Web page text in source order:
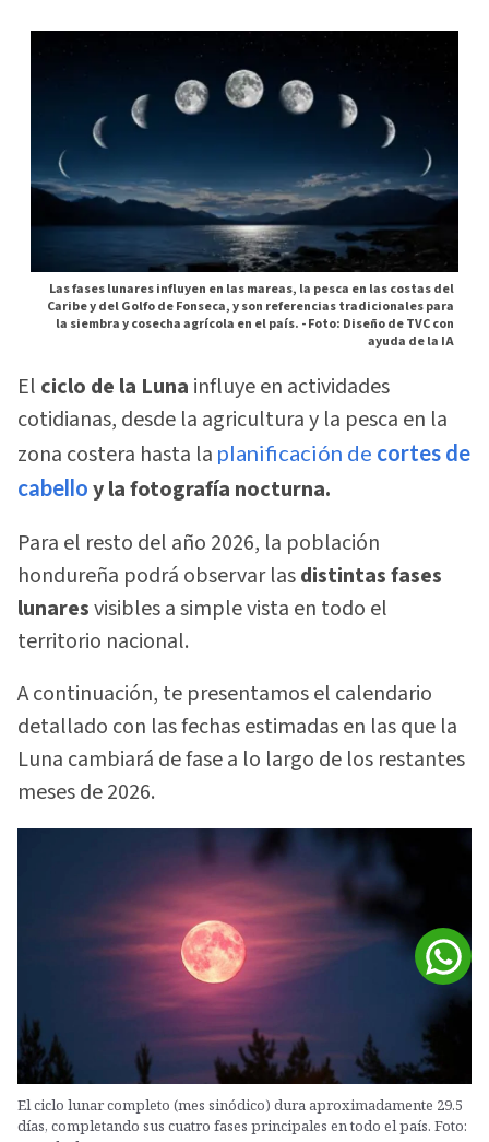
Las fases lunares influyen en las mareas, la pesca en las costas del
Caribe y del Golfo de Fonseca, y son referencias tradicionales para
la siembra y cosecha agrícola en el país. -Foto: Diseño de TVC con
ayuda de la IA
El ciclo de la Luna influye en actividades
cotidianas, desde la agricultura y la pesca en la
zona costera hasta la planificación de cortes de
cabello y la fotografía nocturna.
Para el resto del año 2026, la población
hondureña podrá observar lasdistintas fases
lunaresvisibles a simple vista en todo el
territorio nacional.
A continuación, te presentamos el calendario
detallado con las fechas estimadas en las que la
Luna cambiará de fase a lo largo de los restantes
meses de 2026.
El ciclo lunar completo (mes sinódico) dura aproximadamente 29.5
días, completando sus cuatro fases principales en todo el país. Foto: